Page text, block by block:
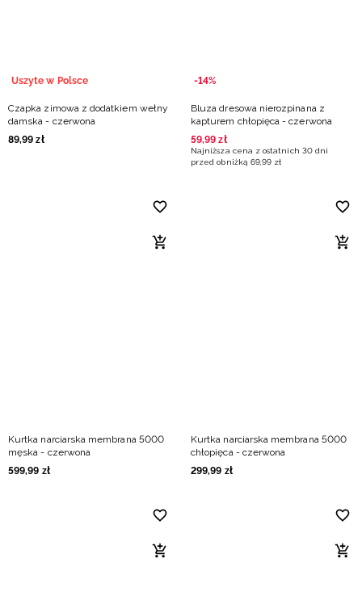
Uszyte w Polsce
Czapka zimowa z dodatkiem wełny
damska - czerwona
89,99 zł
-14%
Bluza dresowa nierozpinana z
kapturem chłopięca - czerwona
59,99 zł
Najniższa cena z ostatnich 30 dni
przed obniżką 69,99 zł
Kurtka narciarska membrana 5000
męska - czerwona
599,99 zł
Kurtka narciarska membrana 5000
chłopięca - czerwona
299,99 zł
Słowacki / EUR
Ukraiński / UAH